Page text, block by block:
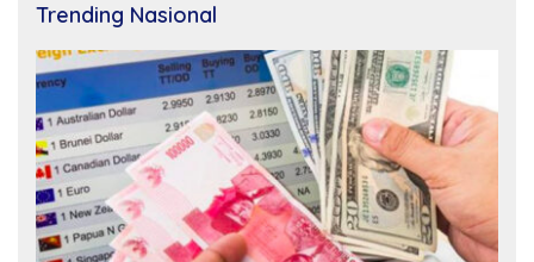
Trending Nasional